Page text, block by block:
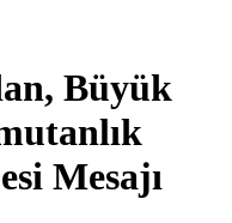
Büyük
Mesajı